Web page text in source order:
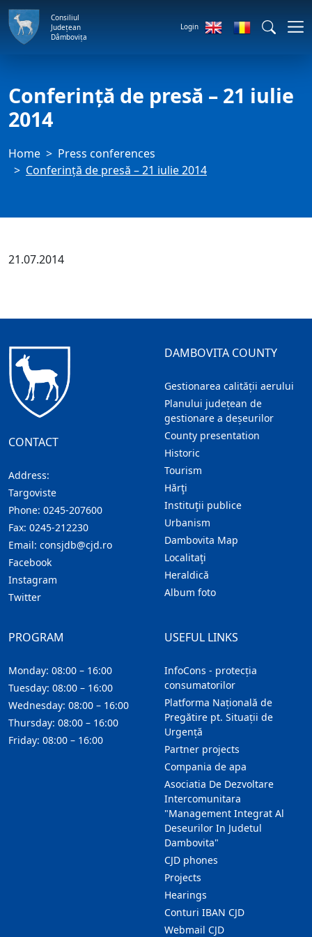
Consiliul
Județean
Dâmbovița
Login
Conferință de presă – 21 iulie
2014
Home
Press conferences
Conferință de presă – 21 iulie 2014
21.07.2014
CONTACT
Address:
Targoviste
Phone: 0245-207600
Fax: 0245-212230
Email: consjdb@cjd.ro
Facebook
Instagram
Twitter
DAMBOVITA COUNTY
Gestionarea calității aerului
Planului județean de
gestionare a deșeurilor
County presentation
Historic
Tourism
Hărţi
Instituţii publice
Urbanism
Dambovita Map
Localitaţi
Heraldică
Album foto
USEFUL LINKS
InfoCons - protecția
consumatorilor
Platforma Națională de
Pregătire pt. Situații de
Urgență
Partner projects
Compania de apa
Asociatia De Dezvoltare
Intercomunitara
"Management Integrat Al
Deseurilor In Judetul
Dambovita"
CJD phones
Projects
Hearings
Conturi IBAN CJD
Webmail CJD
PROGRAM
Monday: 08:00 – 16:00
Tuesday: 08:00 – 16:00
Wednesday: 08:00 – 16:00
Thursday: 08:00 – 16:00
Friday: 08:00 – 16:00